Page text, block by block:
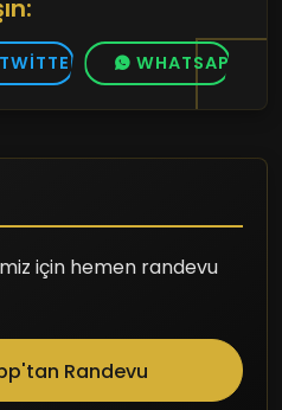
TWITTER WHATSAPP
için hemen randevu
Randevu